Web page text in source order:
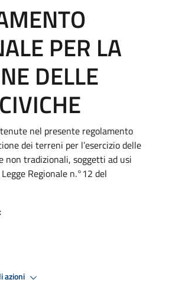
PER LA
DELLE
nel presente regolamento
dei terreni per l’esercizio delle
non tradizionali, soggetti ad usi
Regionale n.°12 del
:
azioni